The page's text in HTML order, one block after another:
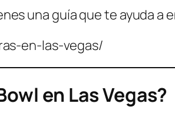
una guía que te ayuda a
en-las-vegas/
en Las Vegas?